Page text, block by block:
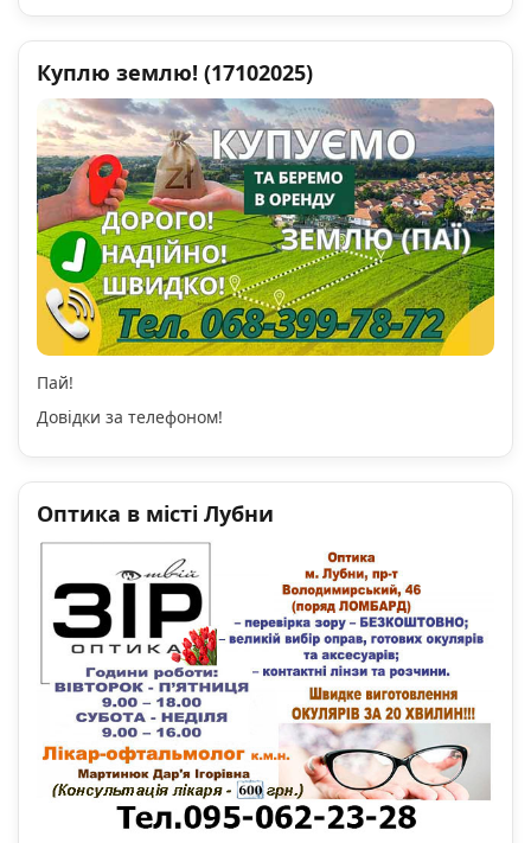
Куплю землю! (17102025)
Пай!
Довідки за телефоном!
Оптика в місті Лубни